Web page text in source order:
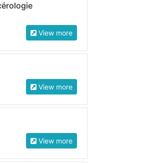
View more
View more
View more